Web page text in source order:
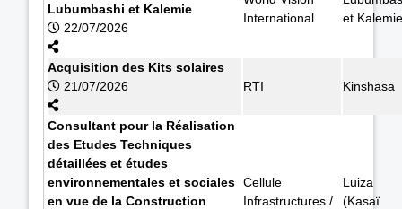
Lubumbashi et Kalemie
22/07/2026
International
et Kalemie
Acquisition des Kits solaires
21/07/2026
RTI Kinshasa
Consultant pour la Réalisation
des Etudes Techniques
détaillées et études
environnementales et sociales
en vue de la Construction
Cellule
Infrastructures /
Luiza
(Kasaï